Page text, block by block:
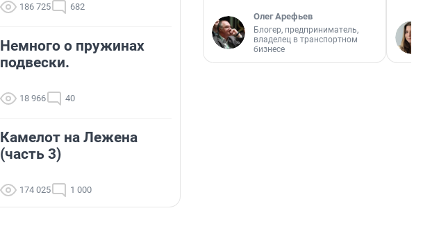
186 725 682
Немного о пружинах
подвески.
18 966 40
Камелот на Лежена
(часть 3)
174 025 1 000
Олег Арефьев
Блогер, предприниматель,
владелец в транспортном
бизнесе